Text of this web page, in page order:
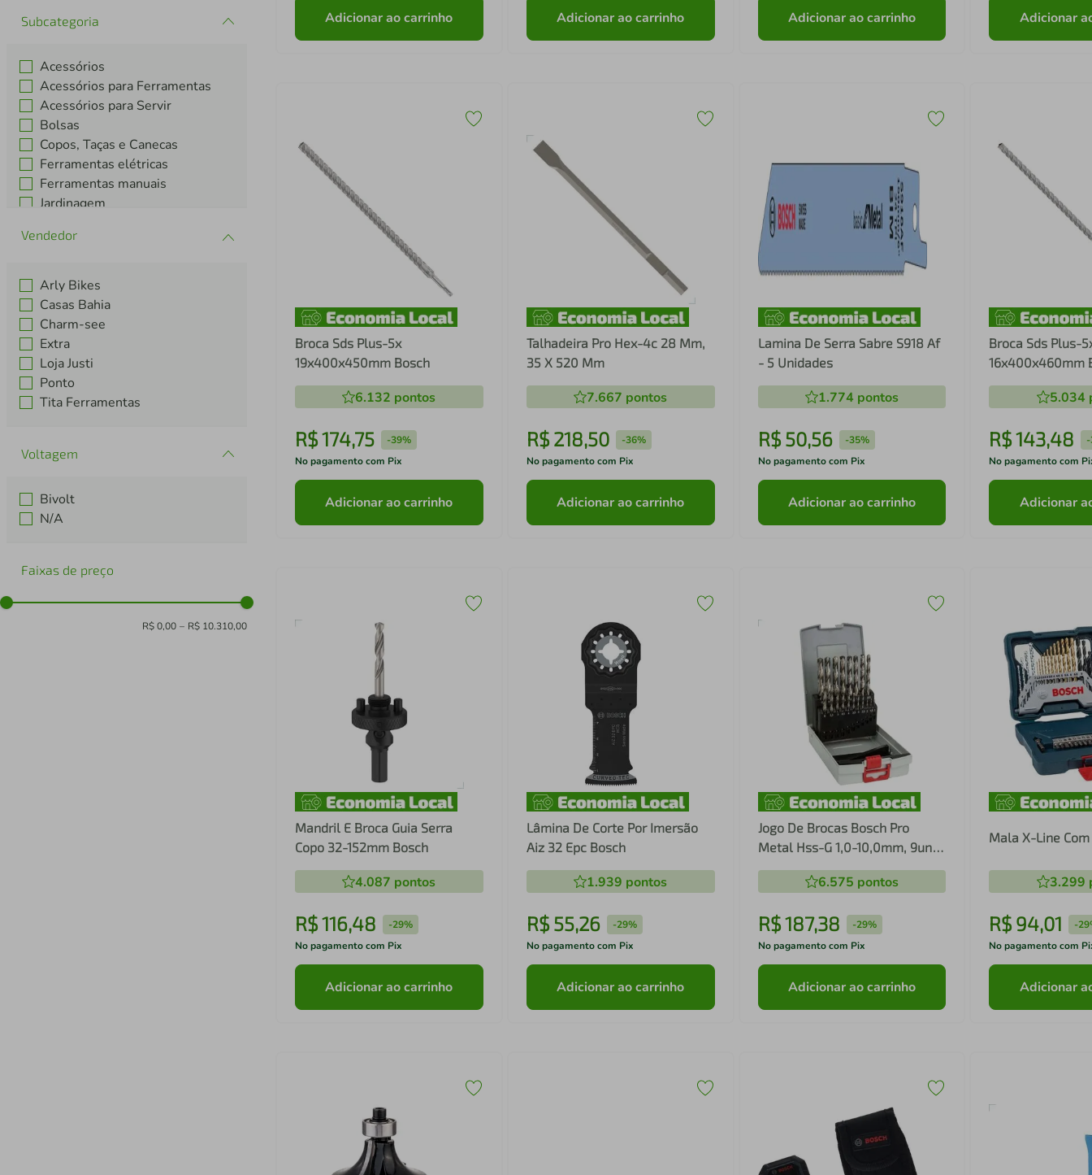
Subcategoria
Acessórios
Acessórios para Ferramentas
Acessórios para Servir
Bolsas
Copos, Taças e Canecas
Ferramentas elétricas
Ferramentas manuais
Jardinagem
Arly Bikes
Casas Bahia
Charm-see
Extra
Loja Justi
Ponto
Tita Ferramentas
Voltagem
Bivolt
N/A
Faixas de preço
R$ 0,00 – R$ 10.310,00
Adicionar ao carrinho Adicionar ao carrinho Adicionar ao carrinho Adicionar
Broca Sds Plus-5x
19x400x450mm Bosch
6.132 pontos
R$174,75 -39%
No pagamento com Pix
Adicionar ao carrinho
Talhadeira Pro Hex-4c 28 Mm,
35 X 520 Mm
7.667 pontos
R$ 218,50 -36%
No pagamento com Pix
Adicionar ao carrinho
Lamina De Serra Sabre S918 Af
- 5 Unidades
1.774 pontos
R$ 50,56 -35%
No pagamento com Pix
Adicionar ao carrinho
Broca Sds Plus-
16x400x460mm
5.034
R$143,48 -
No pagamento com
Adicionar
Mandril E Broca Guia Serra
Copo 32-152mm Bosch
4.087 pontos
R$116,48 -29%
No pagamento com Pix
Adicionar ao carrinho
Lâmina De Corte Por Imersão
Aiz 32 Epc Bosch
1.939 pontos
R$ 55,26 -29%
No pagamento com Pix
Adicionar ao carrinho
Jogo De Brocas Bosch Pro
Metal Hss-G 1,0-10,0mm, 9un
Bosch
6.575 pontos
R$187,38 -29%
No pagamento com Pix
Adicionar ao carrinho
Mala X-Line
3.299
R$94,01 -
No pagamento com
Adicionar